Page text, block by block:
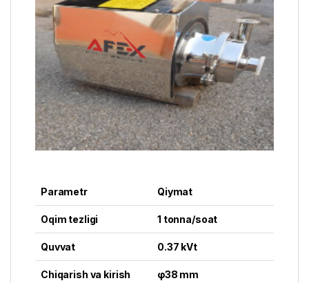
Parametr Qiymat
Oqim tezligi 1 tonna/soat
Quvvat 0.37 kVt
Chiqarish va kirish φ38 mm